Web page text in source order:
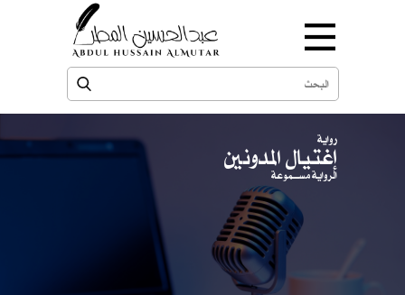
رواية
إغتيال المدونين
الرواية مســـموعة